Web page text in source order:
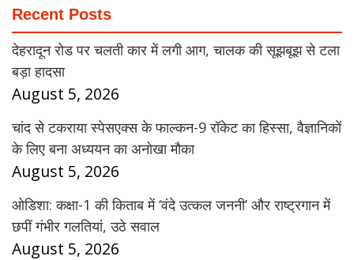
Recent Posts
देहरादून रोड पर चलती कार में लगी आग, चालक की सूझबूझ से टला
बड़ा हादसा
August 5, 2026
चांद से टकराया स्पेसएक्स के फाल्कन-9 रॉकेट का हिस्सा, वैज्ञानिकों
के लिए बना अध्ययन का अनोखा मौका
August 5, 2026
ओडिशा: कक्षा-1 की किताब में ‘वंदे उत्कल जननी’ और राष्ट्रगान में
छपीं गंभीर गलतियां, उठे सवाल
August 5, 2026